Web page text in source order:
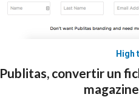
High
Publitas, convertir un